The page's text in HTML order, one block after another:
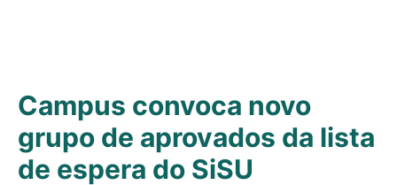
Campus convoca novo
grupo de aprovados da lista
de espera do SiSU